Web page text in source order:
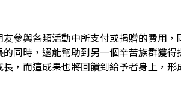
參與各類活動中所支付或捐贈的費用
同時，還能幫助到另一個辛苦族群獲
，而這成果也將回饋到給予者身上，